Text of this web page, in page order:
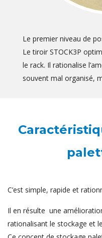
Le premier niveau de
Le tiroir STOCK3P
le rack. Il rationalise
souvent mal organisé,
C’est simple, rapide et
Il en résulte une
rationalisant le stockage et